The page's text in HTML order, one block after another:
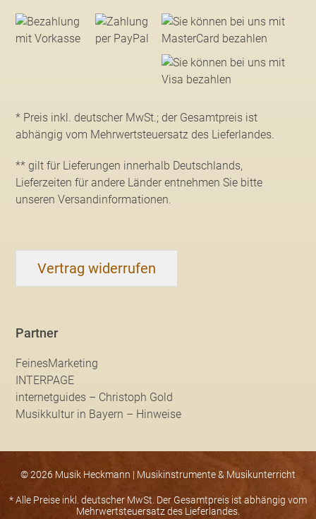
* Preis inkl. deutscher MwSt.; der Gesamtpreis ist
abhängig vom Mehrwertsteuersatz des Lieferlandes.
** gilt für Lieferungen innerhalb Deutschlands,
Lieferzeiten für andere Länder entnehmen Sie bitte
unseren Versandinformationen.
Vertrag widerrufen
Partner
FeinesMarketing
INTERPAGE
internetguides – Christoph Gold
Musikkultur in Bayern – Hinweise
© 2026 Musik Heckmann | Musikinstrumente & Musikunterricht
* Alle Preise inkl. deutscher MwSt. Der Gesamtpreis ist abhängig vom
Mehrwertsteuersatz des Lieferlandes.